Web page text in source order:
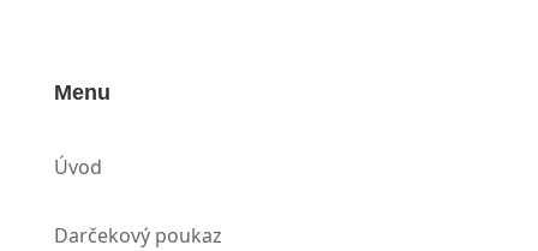
Menu
Úvod
Darčekový poukaz